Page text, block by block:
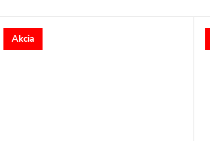
Akcia